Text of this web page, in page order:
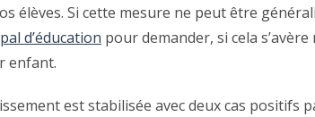
élèves. Si cette mesure ne peut être
d’éducation pour demander, si cela
enfant.
est stabilisée avec deux cas positifs